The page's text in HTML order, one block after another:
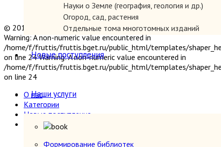
Науки о Земле (география, геология и др.)
Огород, сад, растения
Отдельные тома многотомных изданий
Открытки
Охота и рыбалка
Педагогика
Политология, геополитика, дипломатия
Промышленность, производство
Религия
Сатира и юмор
Новые поступления
Наши услуги
Формирование библиотек
© 2019 "Параграф" Покупка и продажа антикварных книг
Warning: A non-numeric value encountered in
/home/f/fruttis/fruttis.bget.ru/public_html/templates/
on line 24 Warning: A non-numeric value encountered in
/home/f/fruttis/fruttis.bget.ru/public_html/templates/
on line 24
О нас
Категории
Новые поступления
Наши услуги
Прием книг